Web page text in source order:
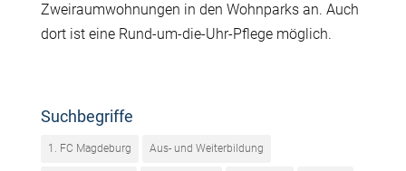
Zweiraumwohnungen in den Wohnparks an. Auch
dort ist eine Rund-um-die-Uhr-Pflege möglich.
Suchbegriffe
1. FC Magdeburg Aus- und Weiterbildung